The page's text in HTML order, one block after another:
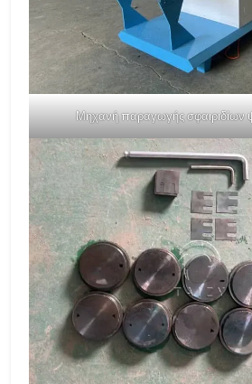
Μηχανή παραγωγής σφαιριδίων